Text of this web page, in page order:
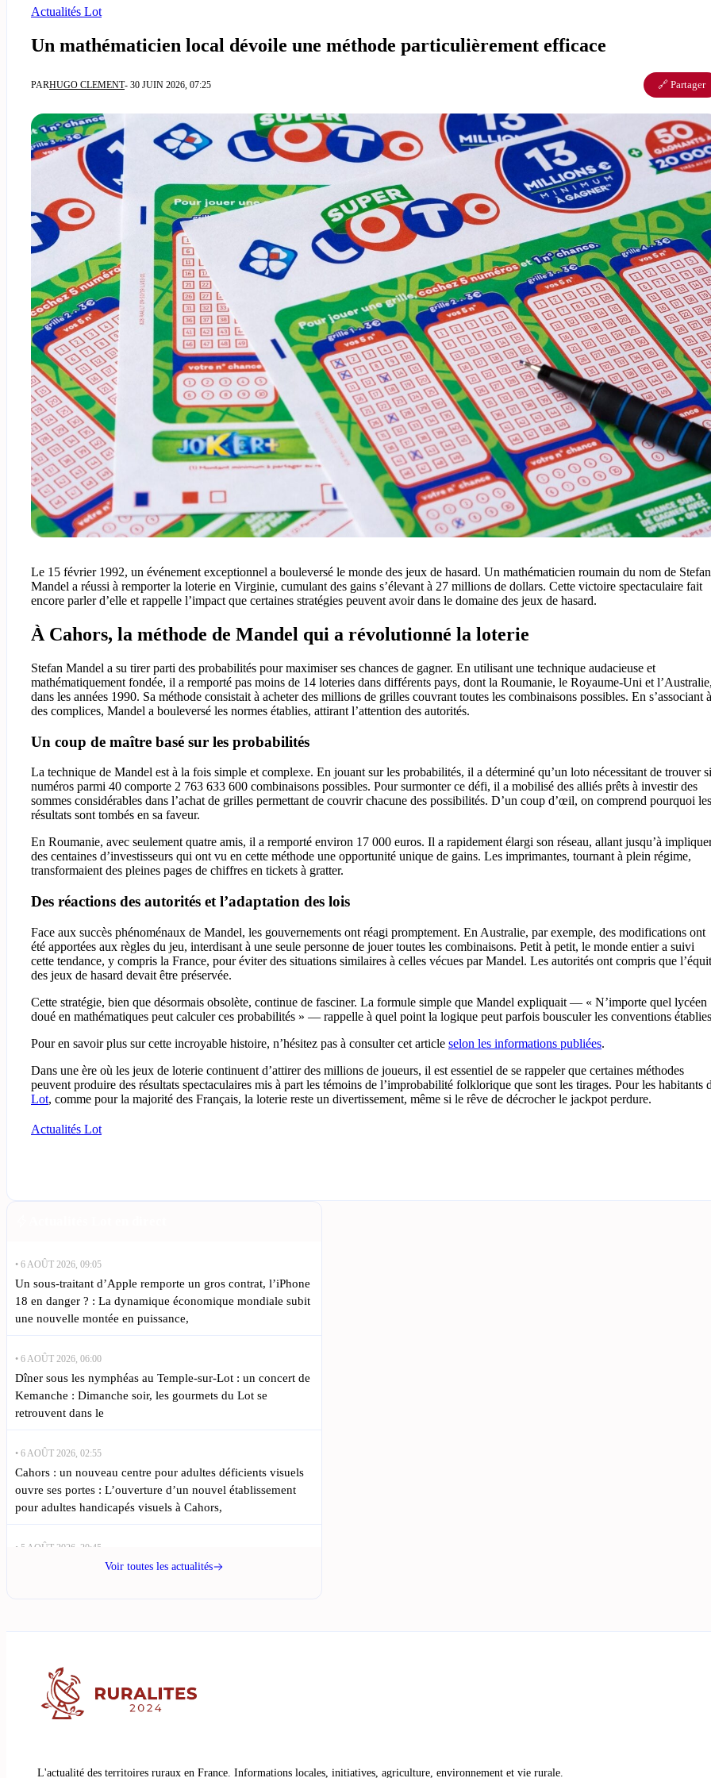
Actualités Lot
Un mathématicien local dévoile une méthode particulièrement efficace
PARHUGO CLEMENT- 30 JUIN 2026, 07:25 🔗 Partager
Le 15 février 1992, un événement exceptionnel a bouleversé le monde des jeux de hasard. Un mathématicien roumain du nom de Stefan
Mandel a réussi à remporter la loterie en Virginie, cumulant des gains s’élevant à 27 millions de dollars. Cette victoire spectaculaire fait
encore parler d’elle et rappelle l’impact que certaines stratégies peuvent avoir dans le domaine des jeux de hasard.
À Cahors, la méthode de Mandel qui a révolutionné la loterie
Stefan Mandel a su tirer parti des probabilités pour maximiser ses chances de gagner. En utilisant une technique audacieuse et
mathématiquement fondée, il a remporté pas moins de 14 loteries dans différents pays, dont la Roumanie, le Royaume-Uni et
dans les années 1990. Sa méthode consistait à acheter des millions de grilles couvrant toutes les combinaisons possibles. En s’associant à
des complices, Mandel a bouleversé les normes établies, attirant l’attention des autorités.
Un coup de maître basé sur les probabilités
La technique de Mandel est à la fois simple et complexe. En jouant sur les probabilités, il a déterminé qu’un loto nécessitant de trouver
numéros parmi 40 comporte 2 763 633 600 combinaisons possibles. Pour surmonter ce défi, il a mobilisé des alliés prêts à investir des
sommes considérables dans l’achat de grilles permettant de couvrir chacune des possibilités. D’un coup d’œil, on comprend pourquoi les
résultats sont tombés en sa faveur.
En Roumanie, avec seulement quatre amis, il a remporté environ 17 000 euros. Il a rapidement élargi son réseau, allant jusqu’à
des centaines d’investisseurs qui ont vu en cette méthode une opportunité unique de gains. Les imprimantes, tournant à plein régime,
transformaient des pleines pages de chiffres en tickets à gratter.
Des réactions des autorités et l’adaptation des lois
Face aux succès phénoménaux de Mandel, les gouvernements ont réagi promptement. En Australie, par exemple, des modifications ont
été apportées aux règles du jeu, interdisant à une seule personne de jouer toutes les combinaisons. Petit à petit, le monde entier a suivi
cette tendance, y compris la France, pour éviter des situations similaires à celles vécues par Mandel. Les autorités ont compris que
des jeux de hasard devait être préservée.
Cette stratégie, bien que désormais obsolète, continue de fasciner. La formule simple que Mandel expliquait — « N’importe quel lycéen
doué en mathématiques peut calculer ces probabilités » — rappelle à quel point la logique peut parfois bousculer les conventions
Pour en savoir plus sur cette incroyable histoire, n’hésitez pas à consulter cet article selon les informations publiées.
Dans une ère où les jeux de loterie continuent d’attirer des millions de joueurs, il est essentiel de se rappeler que certaines méthodes
peuvent produire des résultats spectaculaires mis à part les témoins de l’improbabilité folklorique que sont les tirages. Pour les habitants
Lot, comme pour la majorité des Français, la loterie reste un divertissement, même si le rêve de décrocher le jackpot perdure.
Actualités Lot
• 6 AOÛT 2026, 09:05
Un sous-traitant d’Apple remporte un gros contrat, l’iPhone
18 en danger ? : La dynamique économique mondiale subit
une nouvelle montée en puissance,
• 6 AOÛT 2026, 06:00
Dîner sous les nymphéas au Temple-sur-Lot : un concert de
Kemanche : Dimanche soir, les gourmets du Lot se
retrouvent dans le
• 6 AOÛT 2026, 02:55
Cahors : un nouveau centre pour adultes déficients visuels
ouvre ses portes : L’ouverture d’un nouvel établissement
pour adultes handicapés visuels à Cahors,
• 5 AOÛT 2026, 20:45
Une famille du Lot ouvre un gîte pour interagir avec des
Lot-et-Garonne : Un habitant de Miramont-de-Guyenne,
âgé de 37 ans, a été
Gourdon cet été : La chaleur estivale n’entrave pas la
Voir toutes les actualités
L'actualité des territoires ruraux en France. Informations locales, initiatives, agriculture, environnement et vie rurale.